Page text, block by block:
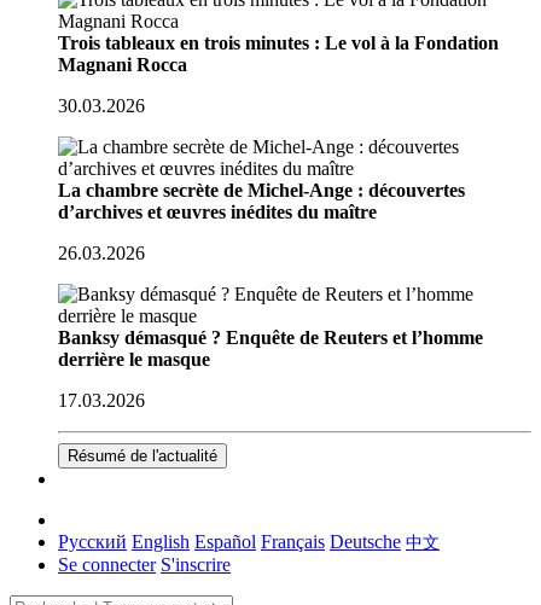
Trois tableaux en trois minutes : Le vol à la Fondation
Magnani Rocca
30.03.2026
La chambre secrète de Michel-Ange : découvertes
d’archives et œuvres inédites du maître
26.03.2026
Banksy démasqué ? Enquête de Reuters et l’homme
derrière le masque
17.03.2026
Résumé de l'actualité
Русский English Español Français Deutsche 中文
Se connecter S'inscrire